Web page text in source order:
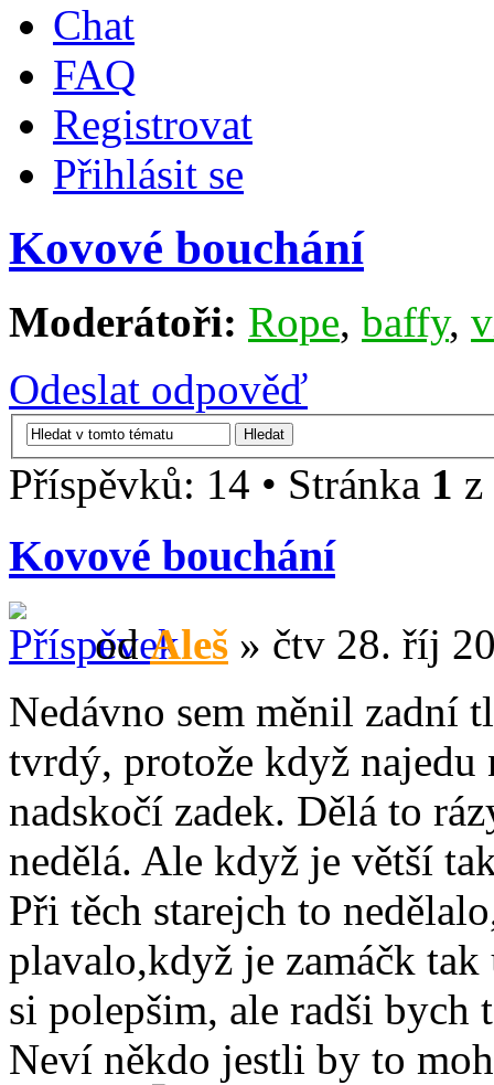
Chat
FAQ
Registrovat
Přihlásit se
Kovové bouchání
Moderátoři: Rope, baffy,
Odeslat odpověď
Příspěvků: 14 • Stránka 1 z
Kovové bouchání
odAleš » čtv 28. říj
Nedávno sem měnil zadní
tvrdý, protože když
nadskočí zadek. Dělá to
nedělá. Ale když je větší
Při těch starejch to
plavalo,když je zamáčk
si polepšim, ale radši
Neví někdo jestli by to